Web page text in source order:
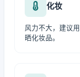
化妆
风力不大，建议
晒化妆品。